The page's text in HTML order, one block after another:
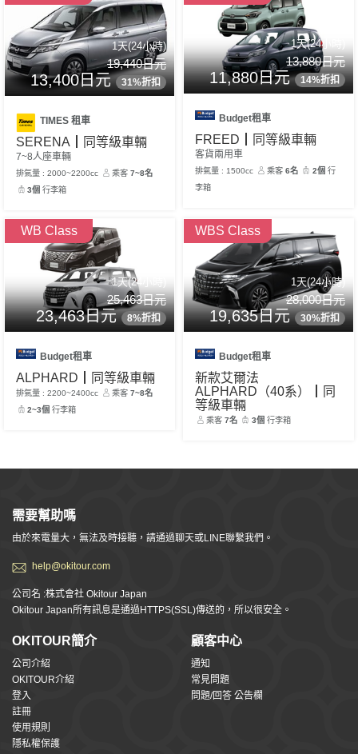
1天(24小時)
19,440日元
13,400日元 31%折扣
TIMES 租車
SERENA┃同等級車輛
7~8人座車輛
排氣量 : 2000~2200cc 乘客7~8名
3個 行李箱
1天(24小時)
13,880日元
11,880日元 14%折扣
Budget租車
FREED┃同等級車輛
客貨兩用車
排氣量 : 1500cc 乘客6名 2個 行
李箱
WB Class
1天(24小時)
25,463日元
23,463日元 8%折扣
Budget租車
ALPHARD┃同等級車輛
排氣量 : 2200~2400cc 乘客7~8名
2~3個 行李箱
WBS Class
1天(24小時)
28,000日元
19,635日元 30%折扣
Budget租車
新款艾爾法
ALPHARD（40系）┃同
等級車輛
乘客7名 3個 行李箱
需要幫助嗎
由於來電量大，無法及時接聽，請通過聊天或LINE聯繫我們。
help@okitour.com
公司名 :株式會社 Okitour Japan
Okitour Japan所有訊息是通過HTTPS(SSL)傳送的，所以很安全。
OKITOUR簡介
公司介紹
OKITOUR介紹
登入
註冊
使用規則
隱私權保護
顧客中心
通知
常見問題
問題/回答 公告欄